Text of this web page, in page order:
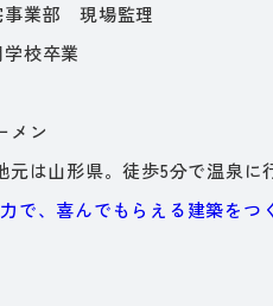
業部 現場監理
校卒業
メン
元は山形県。徒歩5分で温泉に
で、喜んでもらえる建築をつ